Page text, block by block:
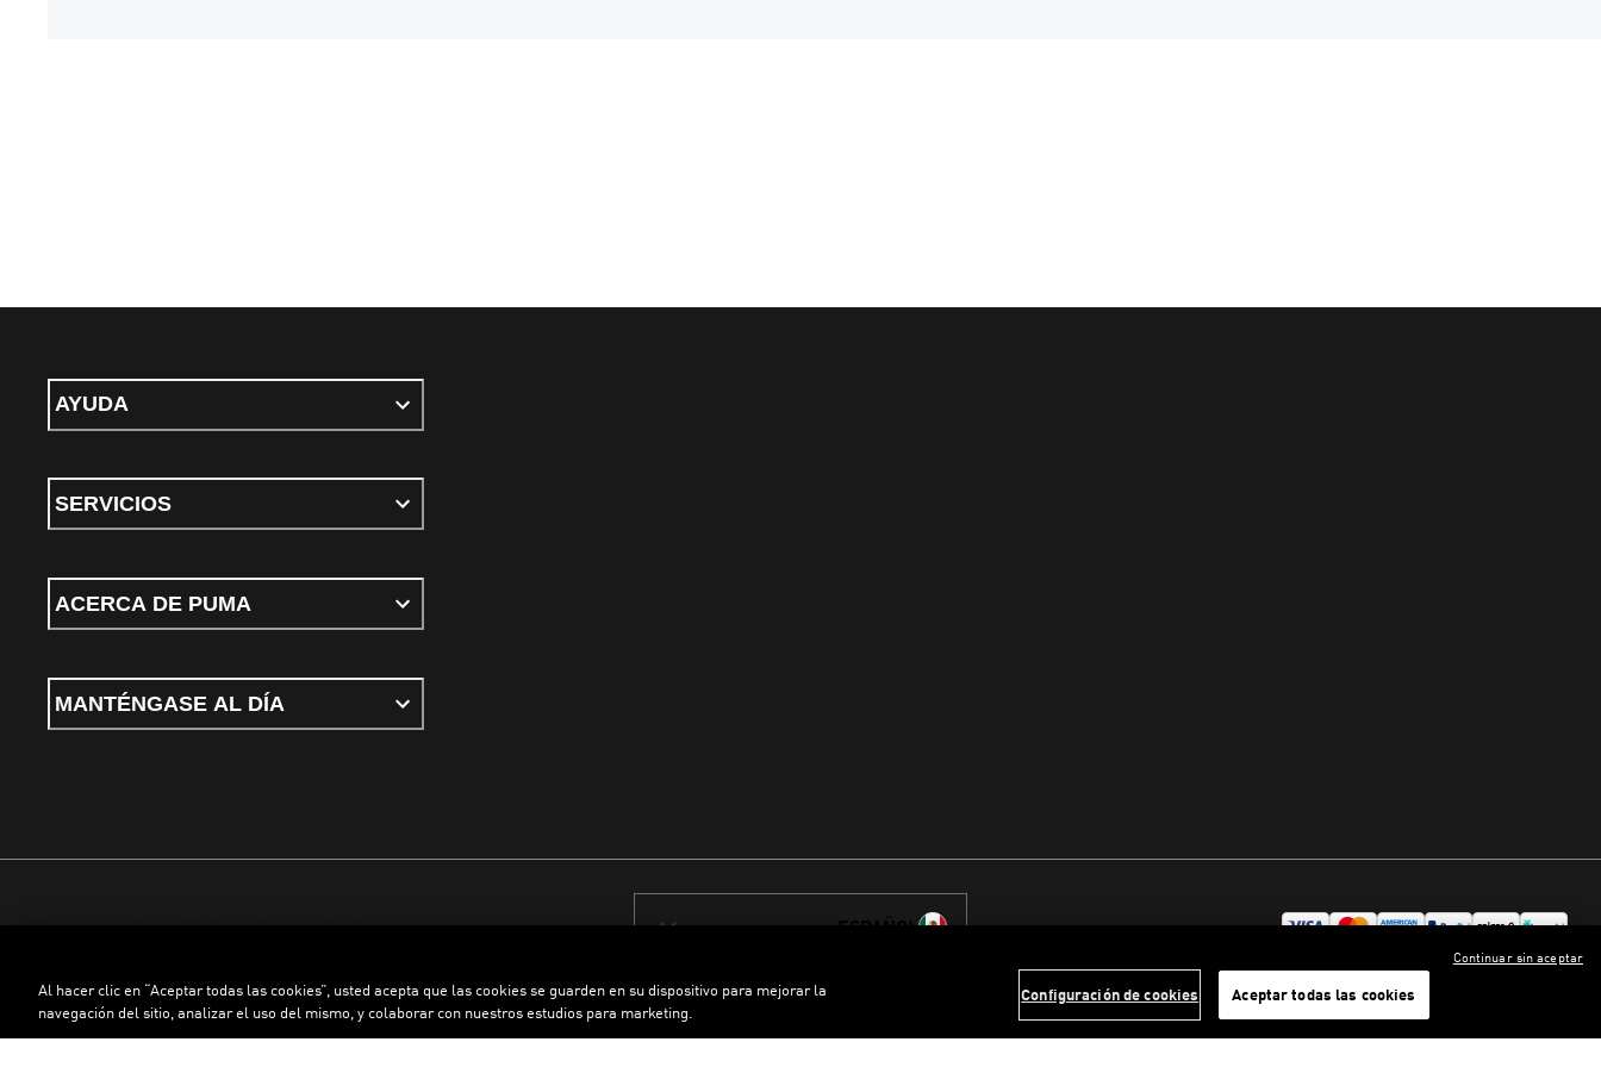
AYUDA
SERVICIOS
ACERCA DE PUMA
MANTÉNGASE AL DÍA
Términos y condiciones Política de PrivacidadConfigurador de cookies
©PUMA, 2026. Todos los derechos reservados
Al hacer clic en “Aceptar todas las cookies”, usted acepta que las cookies se guarden en su dispositivo para mejorar la
navegación del sitio, analizar el uso del mismo, y colaborar con nuestros estudios para marketing.
Configuración de cookies Aceptar todas las cookies
Continuar sin aceptar